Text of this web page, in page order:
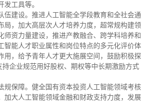
发工具等。
伍建设。推进人工智能全学段教育和全社会通
局，加大高层次人才培养力度，超常规构建领
师资力量建设，推进产教融合、跨学科培养和
智能人才职业属性和岗位特点的多元化评价体
用，给予青年人才更大施展空间，鼓励积极探
持企业规范用好股权、期权等中长期激励方式
规保障。健全国有资本投资人工智能领域考核
加大人工智能领域金融和财政支持力度，发展